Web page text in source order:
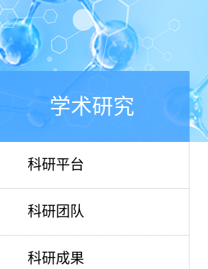
学术研究
科研平台
科研团队
科研成果